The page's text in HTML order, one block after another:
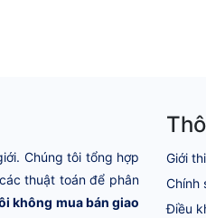
Chúng tôi tổng hợp
thuật toán để phân
không mua bán giao
Giới
Chính
Điều